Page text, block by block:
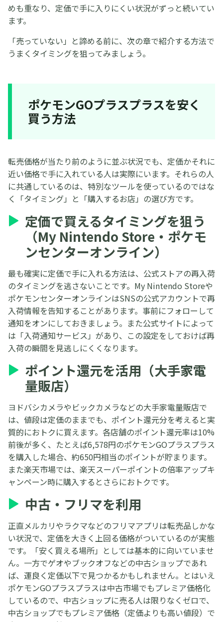
めも重なり、定価で手に入りにくい状況がずっと続いてい
ます。
「売っていない」と諦める前に、次の章で紹介する方法で
うまくタイミングを狙ってみましょう。
ポケモンGOプラスプラスを安く
買う方法
転売価格が当たり前のように並ぶ状況でも、定価かそれに
近い価格で手に入れている人は実際にいます。それらの人
に共通しているのは、特別なツールを使っているのではな
く「タイミング」と「購入するお店」の選び方です。
定価で買えるタイミングを狙う
（My Nintendo Store・ポケモ
ンセンターオンライン）
最も確実に定価で手に入れる方法は、公式ストアの再入荷
のタイミングを逃さないことです。My Nintendo Storeや
ポケモンセンターオンラインはSNSの公式アカウントで再
入荷情報を告知することがあります。事前にフォローして
通知をオンにしておきましょう。また公式サイトによって
は「入荷通知サービス」があり、この設定をしておけば再
入荷の瞬間を見逃しにくくなります。
ポイント還元を活用（大手家電
量販店）
ヨドバシカメラやビックカメラなどの大手家電量販店で
は、値段は定価のままでも、ポイント還元分を考えると実
質的におトクに買えます。各店舗のポイント還元率は10%
前後が多く、たとえば6,578円のポケモンGOプラスプラス
を購入した場合、約650円相当のポイントが貯まります。
また楽天市場では、楽天スーパーポイントの倍率アップキ
ャンペーン時に購入するとさらにおトクです。
中古・フリマを利用
正直メルカリやラクマなどのフリマアプリは転売品しかな
い状況で、定価を大きく上回る価格がついているのが実態
です。「安く買える場所」としては基本的に向いていませ
ん。一方でゲオやブックオフなどの中古ショップであれ
ば、運良く定価以下で見つかるかもしれません。とはいえ
ポケモンGOプラスプラスは中古市場でもプレミア価格化
しているので、中古ショップに売る人は限りなくゼロで、
中古ショップでもプレミア価格（定価よりも高い値段）で